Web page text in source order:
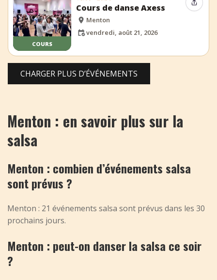
COURS
Cours de danse Axess
Menton
vendredi, août 21, 2026
CHARGER PLUS D’ÉVÉNEMENTS
Menton : en savoir plus sur la
salsa
Menton : combien d’événements salsa
sont prévus ?
Menton : 21 événements salsa sont prévus dans les 30
prochains jours.
Menton : peut-on danser la salsa ce soir
?